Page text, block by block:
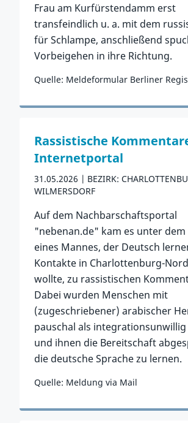
Frau am Kurfürstendamm erst
transfeindlich u. a. mit dem
für Schlampe, anschließend
Vorbeigehen in ihre Richtung.
Quelle: Meldeformular Berliner
Zum Vorfall
Rassistische
Internetportal
31.05.2026
BEZIRK:
WILMERSDORF
Auf dem Nachbarschaftsportal
"nebenan.de" kam es unter dem
eines Mannes, der Deutsch
Kontakte in Charlottenburg-
wollte, zu rassistischen
Dabei wurden Menschen mit
(zugeschriebener) arabischer
pauschal als
und ihnen die Bereitschaft
die deutsche Sprache zu lernen.
Quelle: Meldung via Mail
Zum Vorfall